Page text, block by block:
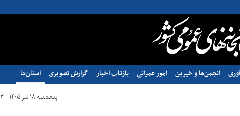
انجمن‌ها و خیرین امور عمرانی بازتاب اخبار گزارش تصویری استان‌ها
پنجشنبه ۱۸ تیر ۱۴۰۵ - ۰۹:۲۳